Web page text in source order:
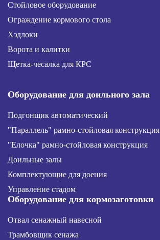
Стойловое оборудование
Ограждение кормового стола
Хэдлоки
Ворота и калитки
Щетка-чесалка для КРС
Оборудование для доильного зала
Подгонщик автоматический
"Параллель" рамно-стойловая конструкция
"Елочка" рамно-стойловая конструкция
Доильные залы
Комплектующие для доения
Управление стадом
Оборудование для кормозаготовки
Отвал сенажный навесной
Трамбовщик сенажа